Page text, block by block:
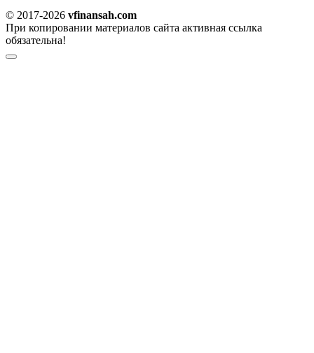
© 2017-2026 vfinansah.com
При копировании материалов сайта активная ссылка
обязательна!